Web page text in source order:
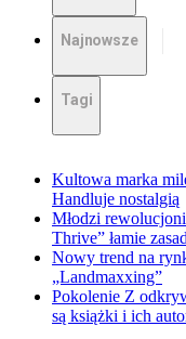
Najnowsze
Tagi
Kultowa marka
Handluje nostalgią
Młodzi
Thrive” łamie
Nowy trend na
„Landmaxxing”
Pokolenie Z
są książki i ich